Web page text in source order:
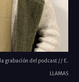
grabación del podcast // E.
LLAMAS